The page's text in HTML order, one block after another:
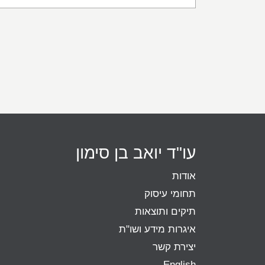
עו"ד יואב בן סימון
אודות
תחומי עיסוק
תיקים ותוצאות
איגרות מידע ושו"ת
יצירת קשר